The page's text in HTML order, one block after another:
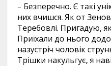
– Безперечно. Є такі
них вчишся. Як от
Теребовлі. Пригадую,
Приїхали до нього
назустріч чоловік
Трішки накульгує, я